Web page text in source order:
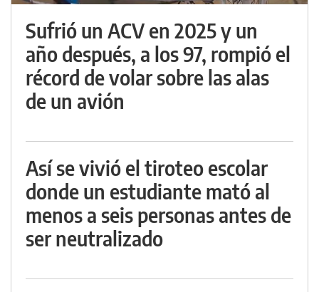
Sufrió un ACV en 2025 y un
año después, a los 97, rompió el
récord de volar sobre las alas
de un avión
Así se vivió el tiroteo escolar
donde un estudiante mató al
menos a seis personas antes de
ser neutralizado